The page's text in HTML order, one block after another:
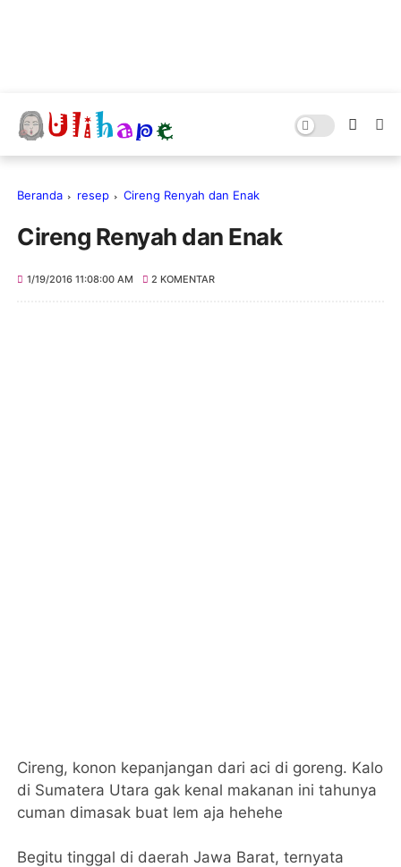
Beranda resep Cireng Renyah dan Enak
Cireng Renyah dan Enak
1/19/2016 11:08:00 AM 2 KOMENTAR
Cireng, konon kepanjangan dari aci di goreng. Kalo
di Sumatera Utara gak kenal makanan ini tahunya
cuman dimasak buat lem aja hehehe
Begitu tinggal di daerah Jawa Barat, ternyata